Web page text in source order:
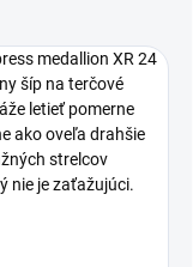
medallion XR 24
šíp na terčové
letieť pomerne
ako oveľa drahšie
strelcov
nie je zaťažujúci.